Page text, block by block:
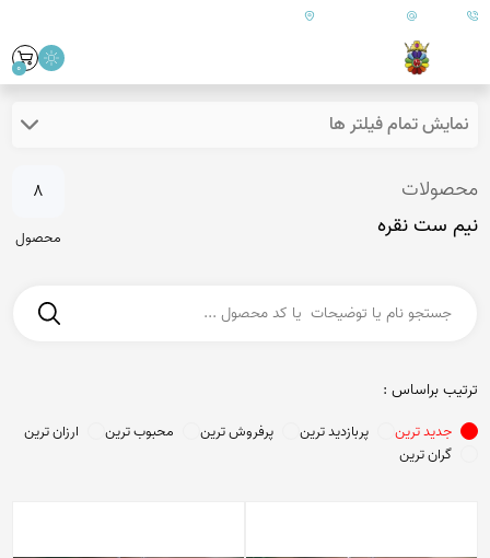
09179890157 ایران - فارس - کازرون
0
نمایش تمام فیلتر ها
محصولات
نیم ست نقره
8
محصول
ترتیب براساس :
جدید ترین پربازدید ترین پرفروش ترین محبوب ترین
ارزان ترین
گران ترین